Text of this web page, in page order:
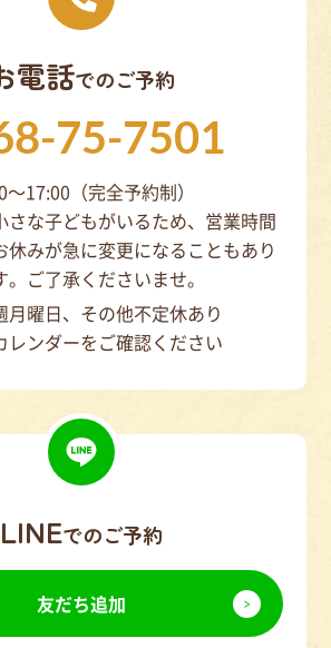
電話でのご予約
75-7501
～17:00（完全予約制）
な子どもがいるため、営業時間
休みが急に変更になることもあり
。ご了承くださいませ。
月曜日、その他不定休あり
ンダーをご確認ください
LINEでのご予約
友だち追加